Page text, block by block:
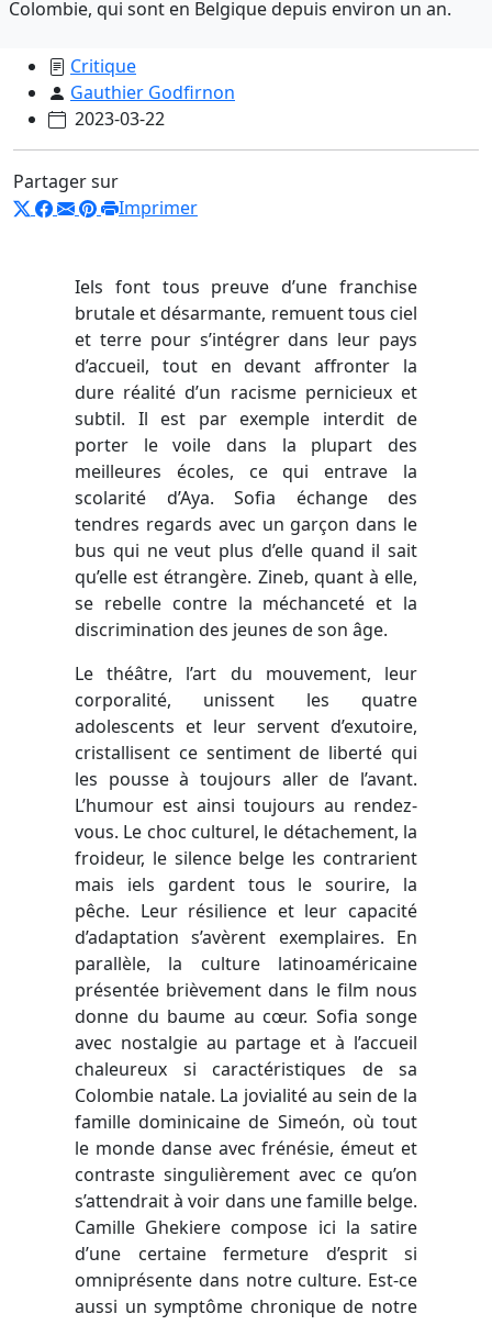
Colombie, qui sont en Belgique depuis environ un an.
Critique
Gauthier Godfirnon
2023-03-22
Partager sur
Imprimer
Iels font tous preuve d’une franchise
brutale et désarmante, remuent tous ciel
et terre pour s’intégrer dans leur pays
d’accueil, tout en devant affronter la
dure réalité d’un racisme pernicieux et
subtil. Il est par exemple interdit de
porter le voile dans la plupart des
meilleures écoles, ce qui entrave la
scolarité d’Aya. Sofia échange des
tendres regards avec un garçon dans le
bus qui ne veut plus d’elle quand il sait
qu’elle est étrangère. Zineb, quant à elle,
se rebelle contre la méchanceté et la
discrimination des jeunes de son âge.
Le théâtre, l’art du mouvement, leur
corporalité, unissent les quatre
adolescents et leur servent d’exutoire,
cristallisent ce sentiment de liberté qui
les pousse à toujours aller de l’avant.
L’humour est ainsi toujours au rendez-
vous. Le choc culturel, le détachement, la
froideur, le silence belge les contrarient
mais iels gardent tous le sourire, la
pêche. Leur résilience et leur capacité
d’adaptation s’avèrent exemplaires. En
parallèle, la culture latinoaméricaine
présentée brièvement dans le film nous
donne du baume au cœur. Sofia songe
avec nostalgie au partage et à l’accueil
chaleureux si caractéristiques de sa
Colombie natale. La jovialité au sein de la
famille dominicaine de Simeón, où tout
le monde danse avec frénésie, émeut et
contraste singulièrement avec ce qu’on
s’attendrait à voir dans une famille belge.
Camille Ghekiere compose ici la satire
d’une certaine fermeture d’esprit si
omniprésente dans notre culture. Est-ce
aussi un symptôme chronique de notre